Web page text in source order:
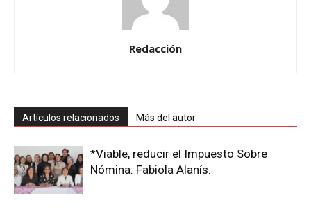
Redacción
Artículos relacionados Más del autor
*Viable, reducir el Impuesto Sobre
Nómina: Fabiola Alanís.